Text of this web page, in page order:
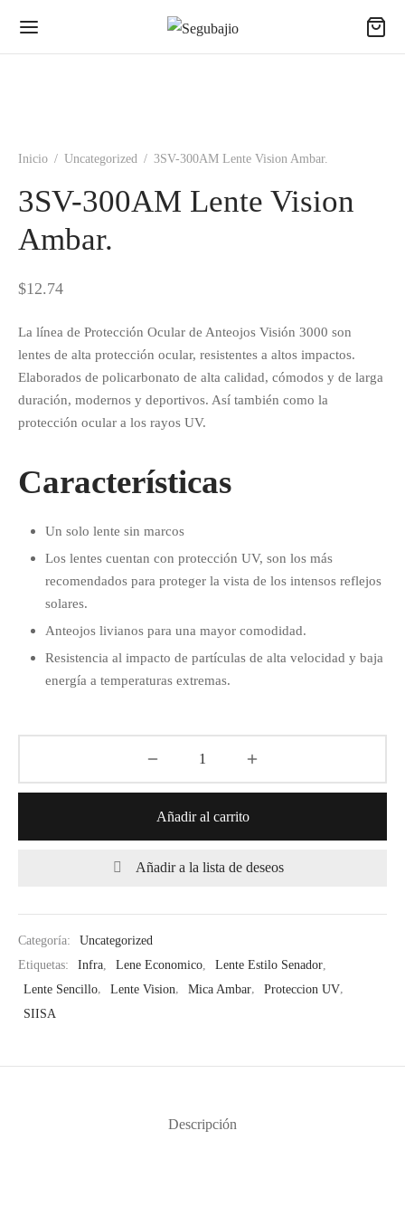
Inicio / Uncategorized / 3SV-300AM Lente Vision Ambar.
3SV-300AM Lente Vision
Ambar.
$12.74
La línea de Protección Ocular de Anteojos Visión 3000 son
lentes de alta protección ocular, resistentes a altos impactos.
Elaborados de policarbonato de alta calidad, cómodos y de larga
duración, modernos y deportivos. Así también como la
protección ocular a los rayos UV.
Características
Un solo lente sin marcos
Los lentes cuentan con protección UV, son los más
recomendados para proteger la vista de los intensos reflejos
solares.
Anteojos livianos para una mayor comodidad.
Resistencia al impacto de partículas de alta velocidad y baja
energía a temperaturas extremas.
Añadir al carrito
Añadir a la lista de deseos
Categoría:
Uncategorized
Etiquetas:
Infra Lene Economico Lente Estilo Senador
Lente Sencillo, Lente Vision, Mica Ambar, Proteccion UV,
SIISA
Descripción